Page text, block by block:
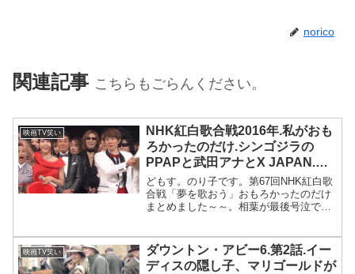
norico
関連記事 こちらもごらんください。
映画TV笑い
NHK紅白歌合戦2016年.私がおも
ろかったのだけ.シンゴジラの
PPAPと武田アナとX JAPAN.嵐
の相葉を慰める大野達.pafum.大
竹しのぶの顔.椎名林檎.
どもす。のり子です。第67回NHK紅白歌
合戦「夢を歌おう」おもろかったのだけ
まとめました～～。相葉が最後号泣で
サー武田のPPAPがうけた。ゴジラが
NHKホールにやって...
映画TV笑い
ダウントン・アビー6.第2話.イー
ディスの隠し子、マリゴールドが